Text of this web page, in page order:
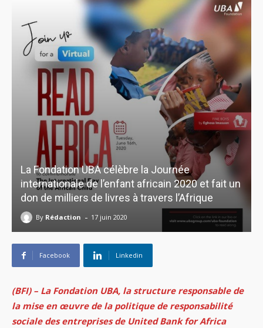
La Fondation UBA célèbre la Journée
internationale de l’enfant africain 2020 et fait un
don de milliers de livres à travers l’Afrique
By Rédaction - 17 juin 2020
Facebook Linkedin
(BFI) – La Fondation UBA, la structure responsable de
la mise en œuvre de la politique de responsabilité
sociale des entreprises de United Bank for Africa